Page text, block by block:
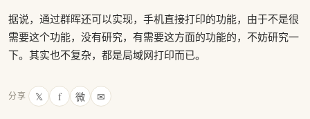
据说，通过群晖还可以实现，手机直接打印的功能，由于不是很
需要这个功能，没有研究，有需要这方面的功能的，不妨研究一
下。其实也不复杂，都是局域网打印而已。
分享 𝕏 f 微 ✉